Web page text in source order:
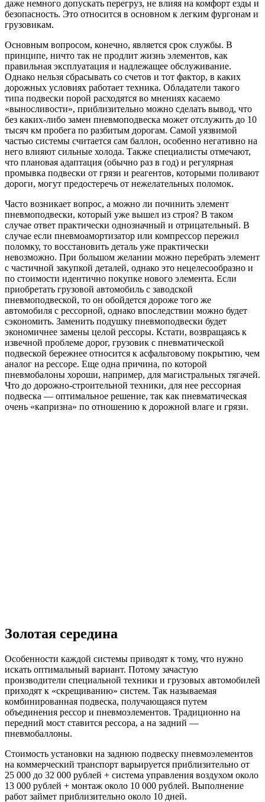
даже немного допускать перегруз, не влияя на комфорт езды и
безопасность. Это относится в основном к легким фургонам и
грузовикам.
Основным вопросом, конечно, является срок службы. В
принципе, ничто так не продлит жизнь элементов, как
правильная эксплуатация и надлежащее обслуживание.
Однако нельзя сбрасывать со счетов и тот фактор, в каких
дорожных условиях работает техника. Обладатели такого
типа подвески порой расходятся во мнениях касаемо
«выносливости», приблизительно можно сделать вывод, что
без каких-либо замен пневмоподвеска может отслужить до 10
тысяч км пробега по разбитым дорогам. Самой уязвимой
частью системы считается сам баллон, особенно негативно на
него влияют сильные холода. Также специалисты отмечают,
что плановая адаптация (обычно раз в год) и регулярная
промывка подвески от грязи и реагентов, которыми поливают
дороги, могут предостеречь от нежелательных поломок.
Часто возникает вопрос, а можно ли починить элемент
пневмоподвески, который уже вышел из строя? В таком
случае ответ практически однозначный и отрицательный. В
случае если пневмоамортизатор или компрессор пережил
поломку, то восстановить деталь уже практически
невозможно. При большом желании можно перебрать элемент
с частичной закупкой деталей, однако это нецелесообразно и
по стоимости идентично покупке нового элемента. Если
приобретать грузовой автомобиль с заводской
пневмоподвеской, то он обойдется дороже того же
автомобиля с рессорной, однако впоследствии можно будет
сэкономить. Заменить подушку пневмоподвески будет
экономичнее замены целой рессоры. Кстати, возвращаясь к
извечной проблеме дорог, грузовик с пневматической
подвеской бережнее относится к асфальтовому покрытию, чем
аналог на рессоре. Еще одна причина, по которой
пневмобалоны хороши, например, для магистральных тягачей.
Что до дорожно-строительной техники, для нее рессорная
подвеска — оптимальное решение, так как пневматическая
очень «капризна» по отношению к дорожной влаге и грязи.
Золотая середина
Особенности каждой системы приводят к тому, что нужно
искать оптимальный вариант. Потому зачастую
производители специальной техники и грузовых автомобилей
приходят к «скрещиванию» систем. Так называемая
комбинированная подвеска, получающаяся путем
объединения рессор и пневмоэлементов. Традиционно на
передний мост ставится рессора, а на задний —
пневмобаллоны.
Стоимость установки на заднюю подвеску пневмоэлементов
на коммерческий транспорт варьируется приблизительно от
25 000 до 32 000 рублей + система управления воздухом около
13 000 рублей + монтаж около 10 000 рублей. Выполнение
работ займет приблизительно около 10 дней.